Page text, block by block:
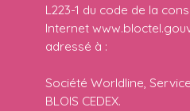
L223-1 du code de la
Internet
adressé à :
Société Worldline, Service
BLOIS CEDEX.